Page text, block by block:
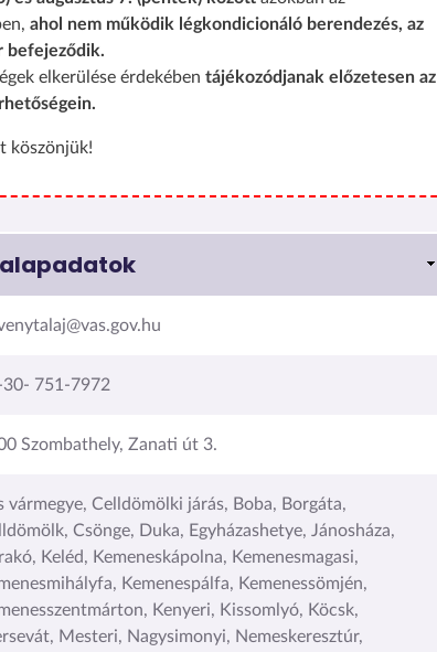
ahol nem működik légkondicionáló berendezés, az
befejeződik.
elkerülése érdekében tájékozódjanak előzetesen az
köszönjük!
751-7972
Szombathely, Zanati út 3.
vármegye, Celldömölki járás, Boba, Borgáta,
Csönge, Duka, Egyházashetye, Jánosháza,
Keléd, Kemeneskápolna, Kemenesmagasi,
Kemenespálfa, Kemenessömjén,
Kenyeri, Kissomlyó, Köcsk,
Mesteri, Nagysimonyi, Nemeskeresztúr,